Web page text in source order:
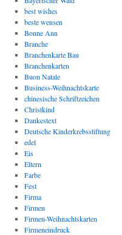
best wishes
beste wensen
Bonne Ann
Branche
Branchenkarte Bau
Branchenkarten
Buon Natale
Business-Weihnachtskarte
chinesische Schriftzeichen
Christkind
Dankestext
Deutsche Kinderkrebsstiftung
edel
Eis
Eltern
Farbe
Fest
Firma
Firmen
Firmen-Weihnachtskarten
Firmeneindruck